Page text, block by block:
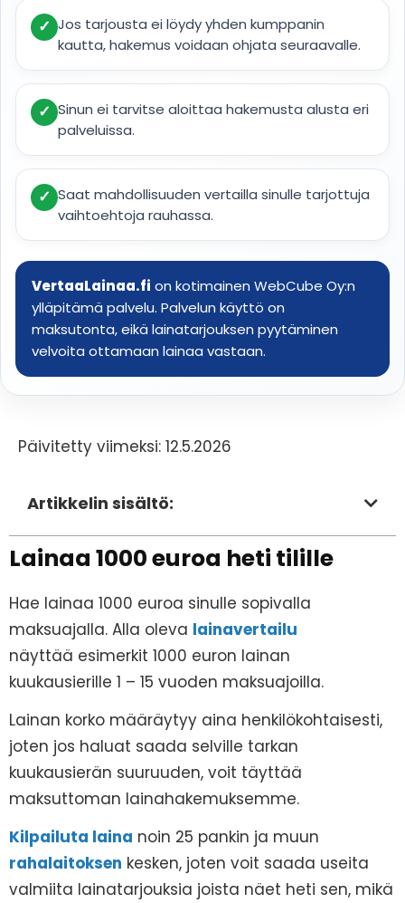
✓ Jos tarjousta ei löydy yhden kumppanin
kautta, hakemus voidaan ohjata seuraavalle.
✓ Sinun ei tarvitse aloittaa hakemusta alusta eri
palveluissa.
✓ Saat mahdollisuuden vertailla sinulle tarjottuja
vaihtoehtoja rauhassa.
VertaaLainaa.fi on kotimainen WebCube Oy:n
ylläpitämä palvelu. Palvelun käyttö on
maksutonta, eikä lainatarjouksen pyytäminen
velvoita ottamaan lainaa vastaan.
Päivitetty viimeksi: 12.5.2026
Artikkelin sisältö:
Lainaa 1000 euroa heti tilille
Hae lainaa 1000 euroa sinulle sopivalla
maksuajalla. Alla oleva lainavertailu
näyttää esimerkit 1000 euron lainan
kuukausierille 1 – 15 vuoden maksuajoilla.
Lainan korko määräytyy aina henkilökohtaisesti,
joten jos haluat saada selville tarkan
kuukausierän suuruuden, voit täyttää
maksuttoman lainahakemuksemme.
Kilpailuta laina noin 25 pankin ja muun
rahalaitoksen kesken, joten voit saada useita
valmiita lainatarjouksia joista näet heti sen, mikä